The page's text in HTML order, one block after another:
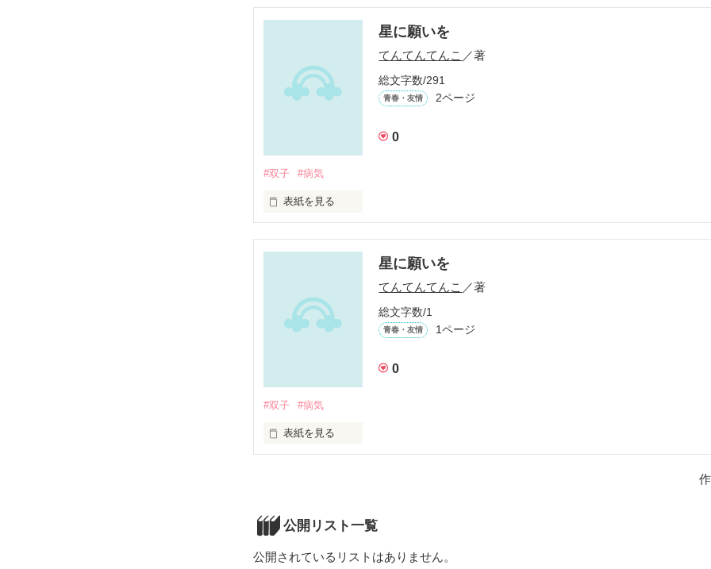
星に願いを
てんてんてんこ ／著
総文字数/291
青春・友情 2ページ
0
#双子 #病気
表紙を見る
星に願いを
てんてんてんこ ／著
総文字数/1
青春・友情 1ページ
0
#双子 #病気
表紙を見る
公開リスト一覧
公開されているリストはありません。